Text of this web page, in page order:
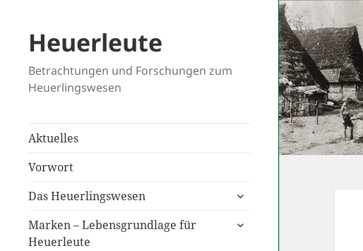
Heuerleute
Betrachtungen und Forschungen zum
Heuerlingswesen
Aktuelles
Vorwort
Das Heuerlingswesen
untermenü
Marken – Lebensgrundlage für
Heuerleute
untermenü